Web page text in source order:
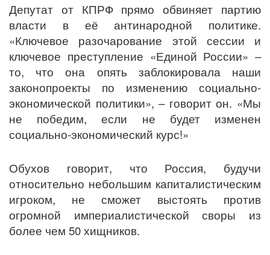
Депутат от КПРФ прямо обвиняет партию
власти в её антинародной политике.
«Ключевое разочарование этой сессии и
ключевое преступление «Единой России» –
то, что она опять заблокировала наши
законопроекты по изменению социально-
экономической политики», – говорит он. «Мы
не победим, если не будет изменен
социально-экономический курс!»
Обухов говорит, что Россия, будучи
относительно небольшим капиталистическим
игроком, не сможет выстоять против
огромной империалистической своры из
более чем 50 хищников.